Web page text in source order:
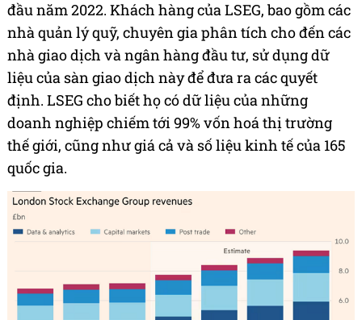
đầu năm 2022. Khách hàng của LSEG, bao gồm các
nhà quản lý quỹ, chuyên gia phân tích cho đến các
nhà giao dịch và ngân hàng đầu tư, sử dụng dữ
liệu của sàn giao dịch này để đưa ra các quyết
định. LSEG cho biết họ có dữ liệu của những
doanh nghiệp chiếm tới 99% vốn hoá thị trường
thế giới, cũng như giá cả và số liệu kinh tế của 165
quốc gia.